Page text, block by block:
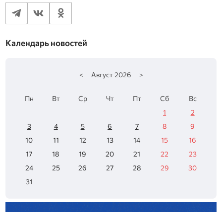
Календарь новостей
< Август 2026 >
Пн Вт Ср Чт Пт Сб
Вс
1
2
3
4 5 6 7 8
9
10
11 12 13 14 15
16
17
18 19 20 21 22
23
24
25 26 27 28 29
30
31